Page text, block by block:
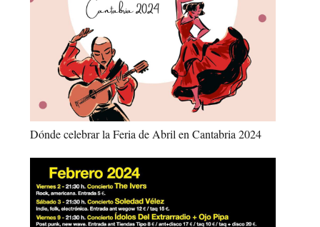
Dónde celebrar la Feria de Abril en Cantabria 2024